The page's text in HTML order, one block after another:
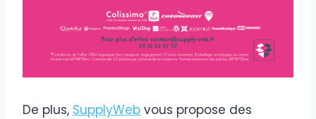
De plus, SupplyWeb vous propose des